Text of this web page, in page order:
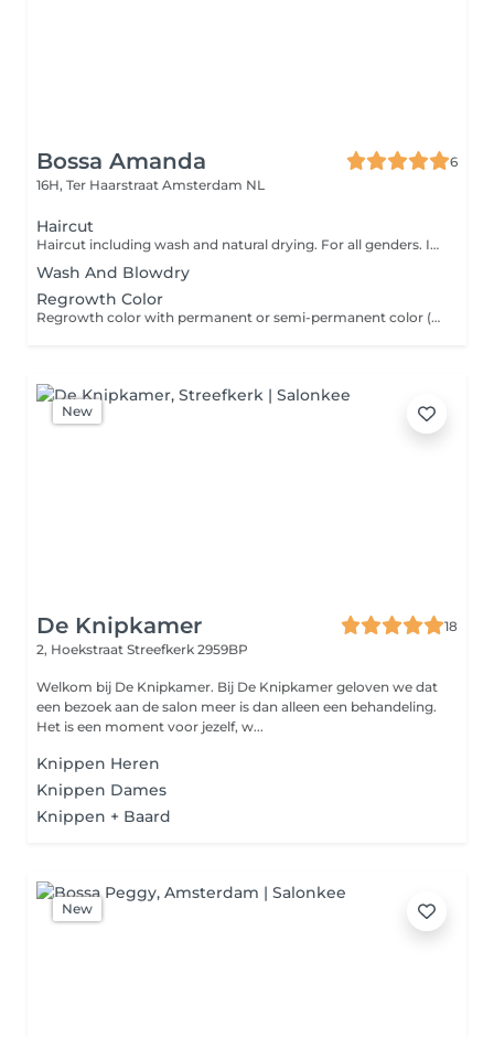
Bossa Amanda
6
16H, Ter Haarstraat Amsterdam NL
Haircut
Haircut including wash and natural drying. For all genders. If you have very long/thick hair or thick curly hair please choose haircut with blowdry/diffuse dry.
Wash And Blowdry
Regrowth Color
Regrowth color with permanent or semi-permanent color (not bleach). If you have waited more than 3 months, book full color.
New
De Knipkamer
18
2, Hoekstraat Streefkerk 2959BP
Welkom bij De Knipkamer. Bij De Knipkamer geloven we dat
een bezoek aan de salon meer is dan alleen een behandeling.
Het is een moment voor jezelf, w...
Knippen Heren
Knippen Dames
Knippen + Baard
New